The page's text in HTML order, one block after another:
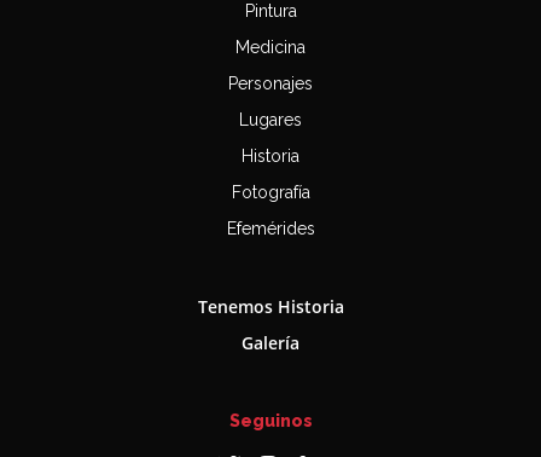
Pintura
Medicina
Personajes
Lugares
Historia
Fotografía
Efemérides
Tenemos Historia
Galería
Seguinos